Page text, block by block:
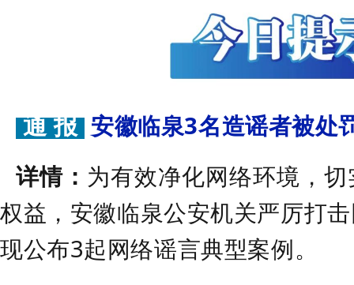
通 报 安徽临泉3名造谣者被处
详情： 为有效净化网络环境，
权益，安徽临泉公安机关严厉打
现公布3起网络谣言典型案例。